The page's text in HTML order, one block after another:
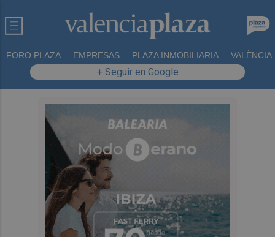
FORO PLAZA EMPRESAS PLAZA INMOBILIARIA VALÈNCIA
+ Seguir en Google